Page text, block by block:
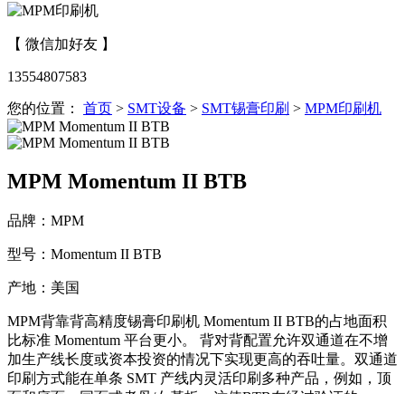
【 微信加好友 】
13554807583
您的位置： 首页 > SMT设备 > SMT锡膏印刷 > MPM印刷机
MPM Momentum II BTB
品牌：MPM
型号：Momentum II BTB
产地：美国
MPM背靠背高精度锡膏印刷机 Momentum II BTB的占地面积
比标准 Momentum 平台更小。 背对背配置允许双通道在不增
加生产线长度或资本投资的情况下实现更高的吞吐量。双通道
印刷方式能在单条 SMT 产线内灵活印刷多种产品，例如，顶